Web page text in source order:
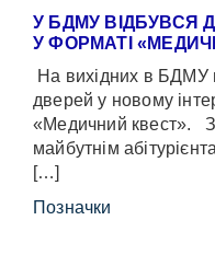
У БДМУ ВІДБУВСЯ
У ФОРМАТІ
На вихідних в БДМУ
дверей у новому
«Медичний квест».
майбутнім
[…]
Позначки